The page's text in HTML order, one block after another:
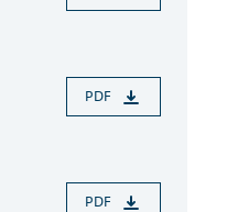
PDF
PDF